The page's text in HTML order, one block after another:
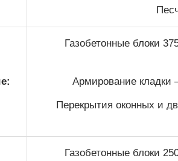
Газобетонные блоки
Армирование кладки
Перекрытия оконных и
Газобетонные блоки